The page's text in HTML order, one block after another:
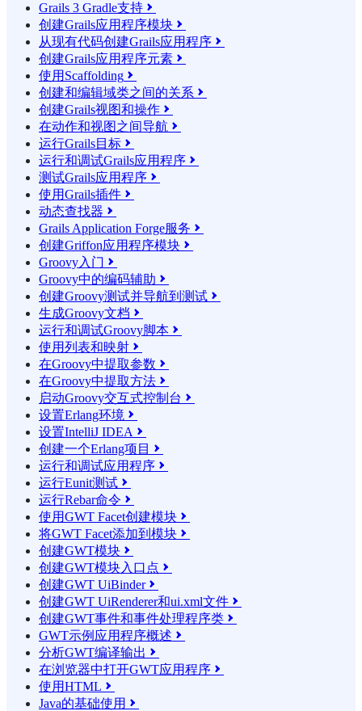
Grails 3 Gradle支持 
创建Grails应用程序模块 
从现有代码创建Grails应用程序 
创建Grails应用程序元素 
使用Scaffolding 
创建和编辑域类之间的关系 
创建Grails视图和操作 
在动作和视图之间导航 
运行Grails目标 
运行和调试Grails应用程序 
测试Grails应用程序 
使用Grails插件 
动态查找器 
Grails Application Forge服务 
创建Griffon应用程序模块 
Groovy入门 
Groovy中的编码辅助 
创建Groovy测试并导航到测试 
生成Groovy文档 
运行和调试Groovy脚本 
使用列表和映射 
在Groovy中提取参数 
在Groovy中提取方法 
启动Groovy交互式控制台 
设置Erlang环境 
设置IntelliJ IDEA 
创建一个Erlang项目 
运行和调试应用程序 
运行Eunit测试 
运行Rebar命令 
使用GWT Facet创建模块 
将GWT Facet添加到模块 
创建GWT模块 
创建GWT模块入口点 
创建GWT UiBinder
创建GWT UiRenderer和ui.xml文件 
创建GWT事件和事件处理程序类 
GWT示例应用程序概述 
分析GWT编译输出 
在浏览器中打开GWT应用程序 
使用HTML 
Java的基础使用 